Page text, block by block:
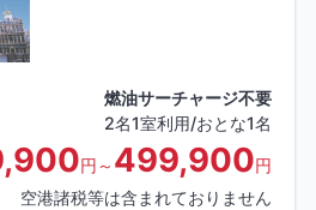
燃油サーチャージ不要
2名1室利用/おとな1名
円～ 499,900円
空港諸税等は含まれておりません